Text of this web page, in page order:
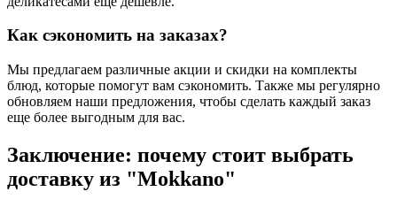
Как сэкономить на заказах?
Мы предлагаем различные акции и скидки на комплекты
блюд, которые помогут вам сэкономить. Также мы регулярно
обновляем наши предложения, чтобы сделать каждый заказ
еще более выгодным для вас.
Заключение: почему стоит выбрать
доставку из "Mokkano"